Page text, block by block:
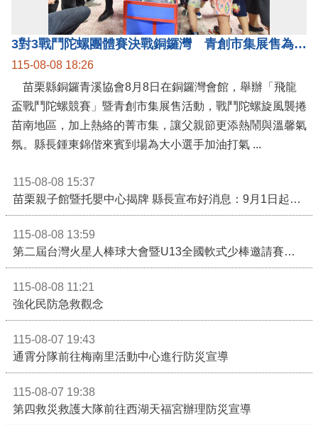
3對3戰鬥陀螺團體賽決戰銅鑼灣 青創市集展售為父親節增添繽紛
115-08-08 18:26
苗栗縣銅鑼青溪協會8月8日在銅鑼灣會館，舉辦「飛龍
盃戰鬥陀螺競賽」暨青創市集展售活動，戰鬥陀螺旋風襲捲
苗南地區，加上熱絡的菁市集，讓父親節更添熱鬧與溫馨氣
氛。縣長鍾東錦偕來賓到場為大小選手加油打氣 ...
115-08-08 15:37
苗栗親子館暨托嬰中心揭牌 縣長宣布好消息：9月1日起調降臨時托嬰費用
115-08-08 13:59
第二屆台灣火星人棒球大會暨U13全國軟式少棒邀請賽在苗栗舉辦
115-08-08 11:21
強化民防急救觀念
115-08-07 19:43
通霄分隊前往梅南里活動中心進行防災宣導
115-08-07 19:38
第四救災救護大隊前往西湖天福宮辦理防災宣導